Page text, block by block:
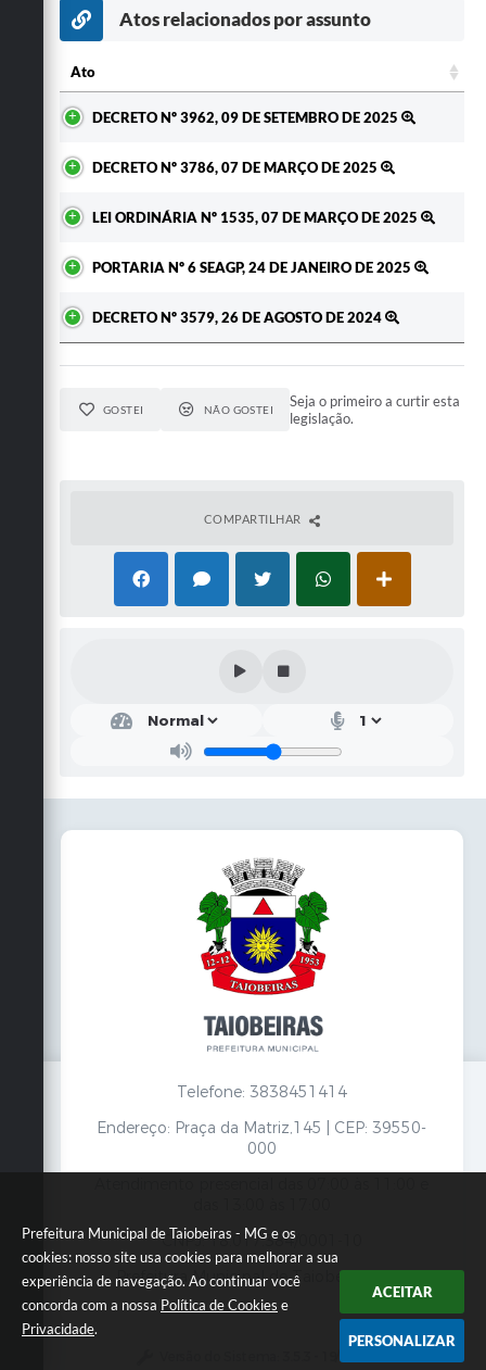
Prefeitura Municipal de Taiobeiras - MG e os
cookies: nosso site usa cookies para melhorar a sua
experiência de navegação. Ao continuar você
concorda com a nossa Política de Cookies e
Privacidade.
ACEITAR
PERSONALIZAR
Atos relacionados por assunto
Ato
DECRETO Nº 3962, 09 DE SETEMBRO DE 2025
DECRETO Nº 3786, 07 DE MARÇO DE 2025
LEI ORDINÁRIA Nº 1535, 07 DE MARÇO DE 2025
PORTARIA Nº 6 SEAGP, 24 DE JANEIRO DE 2025
DECRETO Nº 3579, 26 DE AGOSTO DE 2024
GOSTEI NÃO GOSTEI
Seja o primeiro a curtir esta
legislação.
COMPARTILHAR
Telefone: 3838451414
Endereço: Praça da Matriz,145 | CEP: 39550-
000
CNPJ: 18.017.384/0001-10
Prefeitura Municipal de Taiobeiras - MG
3.5.3 - 19/06/2026